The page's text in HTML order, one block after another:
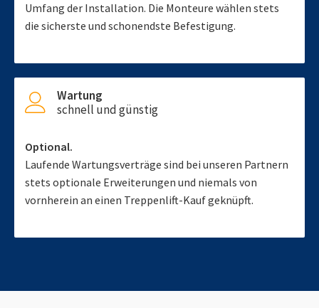
Umfang der Installation. Die Monteure wählen stets
die sicherste und schonendste Befestigung.
Wartung
schnell und günstig
Optional.
Laufende Wartungsverträge sind bei unseren Partnern
stets optionale Erweiterungen und niemals von
vornherein an einen Treppenlift-Kauf geknüpft.